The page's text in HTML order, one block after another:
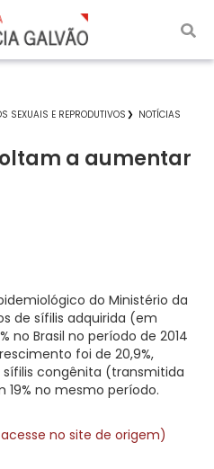
SEXUAIS E REPRODUTIVOS NOTÍCIAS
a aumentar
do Ministério da
de sífilis adquirida (em
no Brasil no período de 2014
foi de 20,9%,
congênita (transmitida
no mesmo período.
acesse no site de origem)